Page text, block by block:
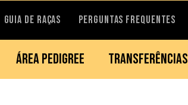
GUIA DE RAÇAS PERGUNTAS FREQUENTES
ÁREA PEDIGREE TRANSFERÊNCIAS